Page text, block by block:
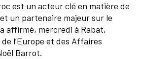
est un acteur clé en matière de
un partenaire majeur sur le
affirmé, mercredi à Rabat,
l’Europe et des Affaires
Barrot.